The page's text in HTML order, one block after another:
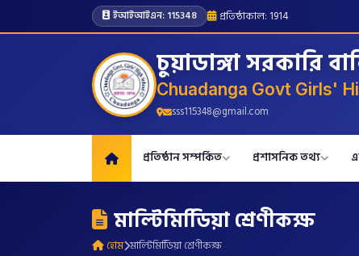
ইআইআইএন: 115348 প্রতিষ্ঠাকাল: 1914
চুয়াডাঙ্গা সরকারি
Chuadanga Govt Girls'
sss115348@gmail.com
প্রতিষ্ঠান সম্পর্কিত প্রশাসনিক তথ্য
মাল্টিমিডিিয়া শ্রেণীকক্ষ
হোম মাল্টিমিডিিয়া শ্রেণীকক্ষ